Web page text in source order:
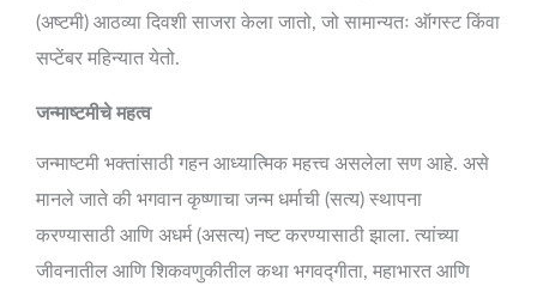
(अष्टमी) आठव्या दिवशी साजरा केला जातो, जो सामान्यतः ऑगस्ट किंवा
सप्टेंबर महिन्यात येतो.
जन्माष्टमीचे महत्व
जन्माष्टमी भक्तांसाठी गहन आध्यात्मिक महत्त्व असलेला सण आहे. असे
मानले जाते की भगवान कृष्णाचा जन्म धर्माची (सत्य) स्थापना
करण्यासाठी आणि अधर्म (असत्य) नष्ट करण्यासाठी झाला. त्यांच्या
जीवनातील आणि शिकवणुकीतील कथा भगवद्गीता, महाभारत आणि